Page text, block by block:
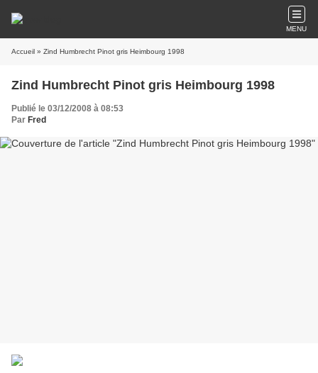
MENU
Accueil » Zind Humbrecht Pinot gris Heimbourg 1998
Zind Humbrecht Pinot gris Heimbourg 1998
Publié le 03/12/2008 à 08:53
Par Fred